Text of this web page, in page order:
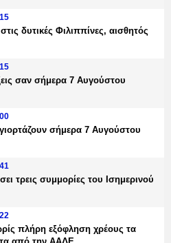
δυτικές Φιλιππίνες, αισθητός
σαν σήμερα 7 Αυγούστου
σήμερα 7 Αυγούστου
τρεις συμμορίες του Ισημερινού
πλήρη εξόφληση χρέους τα